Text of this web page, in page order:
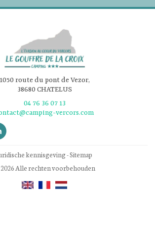
1050 route du pont de Vezor,
38680 CHATELUS
04 76 36 07 13
vercors.com
kennisgeving-Sitemap
Alle rechten voorbehouden